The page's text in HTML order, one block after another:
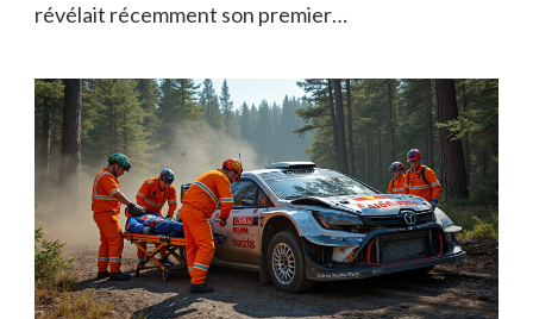
révélait récemment son premier…